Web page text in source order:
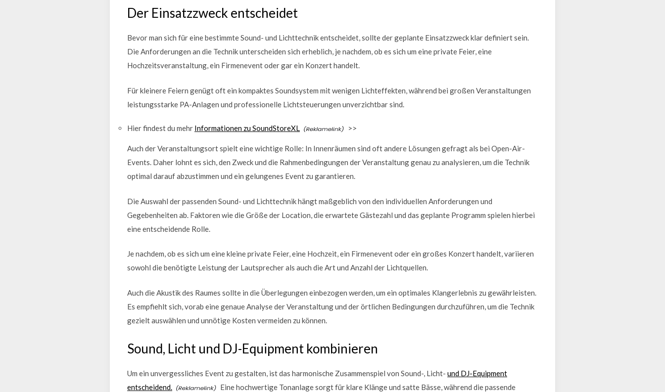
Der Einsatzzweck entscheidet
Bevor man sich für eine bestimmte Sound- und Lichttechnik entscheidet, sollte der geplante Einsatzzweck klar definiert sein.
Die Anforderungen an die Technik unterscheiden sich erheblich, je nachdem, ob es sich um eine private Feier, eine
Hochzeitsveranstaltung, ein Firmenevent oder gar ein Konzert handelt.
Für kleinere Feiern genügt oft ein kompaktes Soundsystem mit wenigen Lichteffekten, während bei großen Veranstaltungen
leistungsstarke PA-Anlagen und professionelle Lichtsteuerungen unverzichtbar sind.
Hier findest du mehr Informationen zu SoundStoreXL >>
Auch der Veranstaltungsort spielt eine wichtige Rolle: In Innenräumen sind oft andere Lösungen gefragt als bei Open-Air-
Events. Daher lohnt es sich, den Zweck und die Rahmenbedingungen der Veranstaltung genau zu analysieren, um die Technik
optimal darauf abzustimmen und ein gelungenes Event zu garantieren.
Die Auswahl der passenden Sound- und Lichttechnik hängt maßgeblich von den individuellen Anforderungen und
Gegebenheiten ab. Faktoren wie die Größe der Location, die erwartete Gästezahl und das geplante Programm spielen hierbei
eine entscheidende Rolle.
Je nachdem, ob es sich um eine kleine private Feier, eine Hochzeit, ein Firmenevent oder ein großes Konzert handelt, variieren
sowohl die benötigte Leistung der Lautsprecher als auch die Art und Anzahl der Lichtquellen.
Auch die Akustik des Raumes sollte in die Überlegungen einbezogen werden, um ein optimales Klangerlebnis zu gewährleisten.
Es empfiehlt sich, vorab eine genaue Analyse der Veranstaltung und der örtlichen Bedingungen durchzuführen, um die Technik
gezielt auswählen und unnötige Kosten vermeiden zu können.
Sound, Licht und DJ-Equipment kombinieren
Um ein unvergessliches Event zu gestalten, ist das harmonische Zusammenspiel von Sound-, Licht- und DJ-Equipment
entscheidend.
Eine hochwertige Tonanlage sorgt für klare Klänge und satte Bässe, während die passende